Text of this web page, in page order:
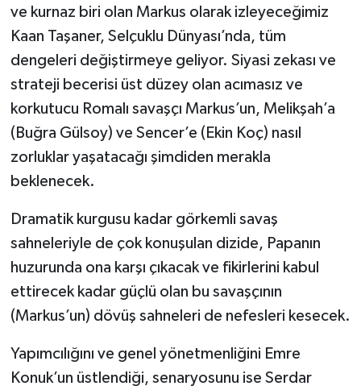
ve kurnaz biri olan Markus olarak izleyeceğimiz
Kaan Taşaner, Selçuklu Dünyası’nda, tüm
dengeleri değiştirmeye geliyor. Siyasi zekası ve
strateji becerisi üst düzey olan acımasız ve
korkutucu Romalı savaşçı Markus’un, Melikşah’a
(Buğra Gülsoy) ve Sencer’e (Ekin Koç) nasıl
zorluklar yaşatacağı şimdiden merakla
beklenecek.
Dramatik kurgusu kadar görkemli savaş
sahneleriyle de çok konuşulan dizide, Papanın
huzurunda ona karşı çıkacak ve fikirlerini kabul
ettirecek kadar güçlü olan bu savaşçının
(Markus’un) dövüş sahneleri de nefesleri kesecek.
Yapımcılığını ve genel yönetmenliğini Emre
Konuk’un üstlendiği, senaryosunu ise Serdar